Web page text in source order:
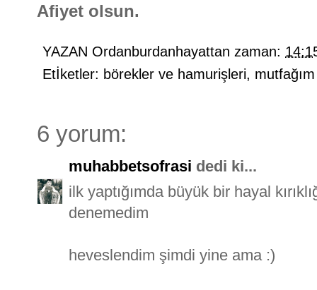
Afiyet olsun.
YAZAN Ordanburdanhayattan zaman:
Etİketler: börekler ve hamurişleri, mutfağım
6 yorum:
muhabbetsofrasi dedi ki...
ilk yaptığımda büyük bir hayal
denemedim
heveslendim şimdi yine ama :)